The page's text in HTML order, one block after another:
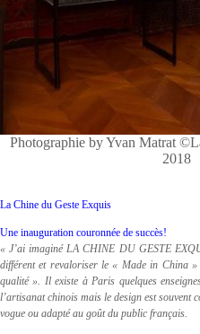
Photographie by Yvan Matrat
2018
La Chine du Geste Exquis
Une inauguration couronnée de succès!
« J’ai imaginé LA CHINE DU GESTE
différent et revaloriser le « Made in China »
qualité ». Il existe à Paris quelques
l’artisanat chinois mais le design est souvent
vogue ou adapté au goût du public français.